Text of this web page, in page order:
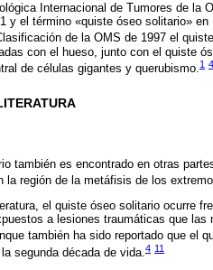
Internacional de Tumores de la
y el término «quiste óseo solitario»
de la OMS de 1997 el
con el hueso, junto con el quiste
de células gigantes y querubismo.1 4
también es encontrado en otras
la región de la metáfisis de los
el quiste óseo solitario ocurre
a lesiones traumáticas que
también ha sido reportado que el
segunda década de vida.4 11